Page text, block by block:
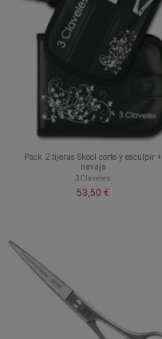
Pack 2 tijeras Skool corte y esculpir +
navaja
3 Claveles
53,50 €